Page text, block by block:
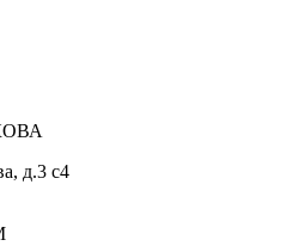
д.3 с4